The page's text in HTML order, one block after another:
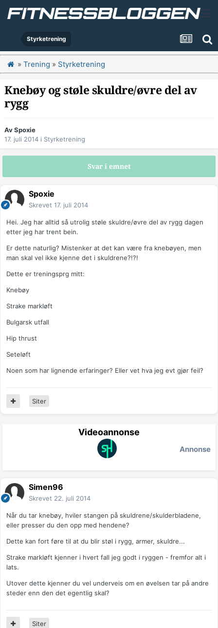
Styrketrening
» Trening » Styrketrening
Knebøy og støle skuldre/øvre del av
rygg
AvSpoxie
17. juli 2014 i Styrketrening
Svar i emnet
Spoxie
Skrevet 17. juli 2014
Hei. Jeg har alltid så utrolig støle skuldre/øvre del av rygg dagen
etter jeg har trent bein.
Er dette naturlig? Mistenker at det kan være fra knebøyen, men
man skal vel ikke kjenne det i skuldrene?!?!
Dette er treningsprg mitt:
Knebøy
Strake markløft
Bulgarsk utfall
Hip thrust
Seteløft
Noen som har lignende erfaringer? Eller vet hva jeg evt gjør feil?
Siter
Videoannonse
Annonse
Simen96
Skrevet 22. juli 2014
Når du tar knebøy, hviler stangen på skuldrene/skulderbladene,
eller presser du den opp med hendene?
Dette kan fort føre til at du blir støl i rygg, armer, skuldre...
Strake markløft kjenner i hvert fall jeg godt i ryggen - fremfor alt i
lats.
Utover dette kjenner du vel underveis om en øvelsen tar på andre
steder enn den det egentlig skal?
Siter